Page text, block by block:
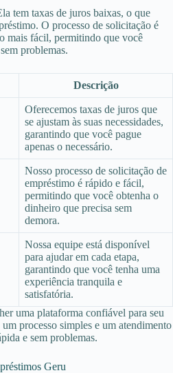
tem taxas de juros baixas, o que
O processo de solicitação é
mais fácil, permitindo que você
problemas.
Descrição
Oferecemos taxas de juros que
se ajustam às suas necessidades,
garantindo que você pague
apenas o necessário.
Nosso processo de solicitação de
empréstimo é rápido e fácil,
permitindo que você obtenha o
dinheiro que precisa sem
demora.
Nossa equipe está disponível
para ajudar em cada etapa,
garantindo que você tenha uma
experiência tranquila e
satisfatória.
uma plataforma confiável para seu
processo simples e um atendimento
e sem problemas.
Geru